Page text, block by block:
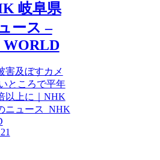
岐阜県
ース –
害及ぼすカメ
ところで平年
以上に｜NHK
ニュース NHK